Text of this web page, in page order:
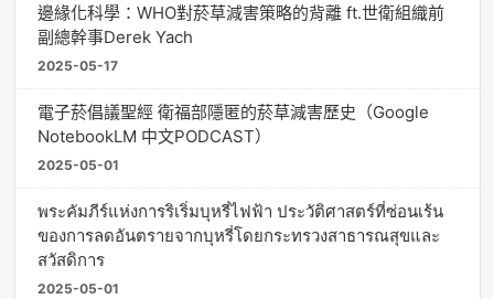
邊緣化科學：WHO對菸草減害策略的背離 ft.世衛組織前
副總幹事Derek Yach
2025-05-17
電子菸倡議聖經 衛福部隱匿的菸草減害歷史（Google
NotebookLM 中文PODCAST）
2025-05-01
พระคัมภีร์แห่งการริเริ่มบุหรี่ไฟฟ้า ประวัติศาสตร์ที่ซ่อนเร้น
ของการลดอันตรายจากบุหรี่โดยกระทรวงสาธารณสุขและ
สวัสดิการ
2025-05-01